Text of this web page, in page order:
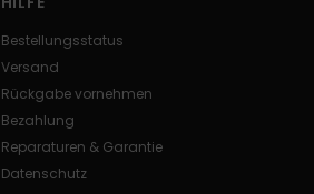
Bestellungsstatus
Versand
Rückgabe vornehmen
Bezahlung
Reparaturen & Garantie
Datenschutz